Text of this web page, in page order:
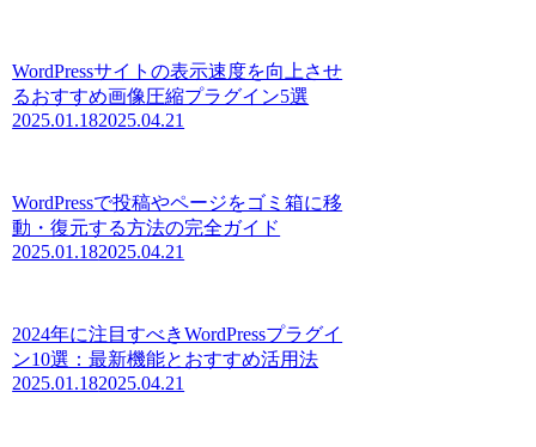
WordPressサイトの表示速度を向上させ
るおすすめ画像圧縮プラグイン5選
2025.01.182025.04.21
WordPressで投稿やページをゴミ箱に移
動・復元する方法の完全ガイド
2025.01.182025.04.21
2024年に注目すべきWordPressプラグイ
ン10選：最新機能とおすすめ活用法
2025.01.182025.04.21